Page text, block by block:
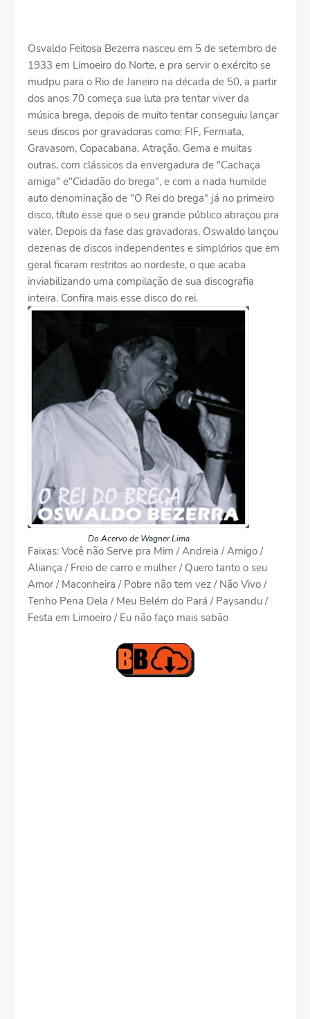
Osvaldo Feitosa Bezerra nasceu em 5 de setembro de
1933 em Limoeiro do Norte, e pra servir o exército se
mudpu para o Rio de Janeiro na década de 50, a partir
dos anos 70 começa sua luta pra tentar viver da
música brega, depois de muito tentar conseguiu lançar
seus discos por gravadoras como: FIF, Fermata,
Gravasom, Copacabana, Atração, Gema e muitas
outras, com clássicos da envergadura de "Cachaça
amiga" e"Cidadão do brega", e com a nada humilde
auto denominação de "O Rei do brega" já no primeiro
disco, título esse que o seu grande público abraçou pra
valer. Depois da fase das gravadoras, Oswaldo lançou
dezenas de discos independentes e simplórios que em
geral ficaram restritos ao nordeste, o que acaba
inviabilizando uma compilação de sua discografia
inteira. Confira mais esse disco do rei.
Do Acervo de Wagner Lima
Faixas: Você não Serve pra Mim / Andreia / Amigo /
Aliança / Freio de carro e mulher / Quero tanto o seu
Amor / Maconheira / Pobre não tem vez / Não Vivo /
Tenho Pena Dela / Meu Belém do Pará / Paysandu /
Festa em Limoeiro / Eu não faço mais sabão